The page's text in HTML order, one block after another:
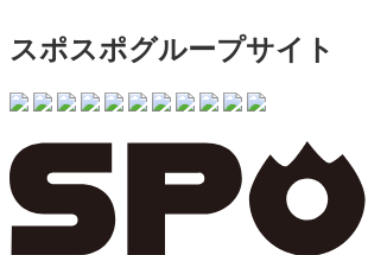
スポスポグループサイト